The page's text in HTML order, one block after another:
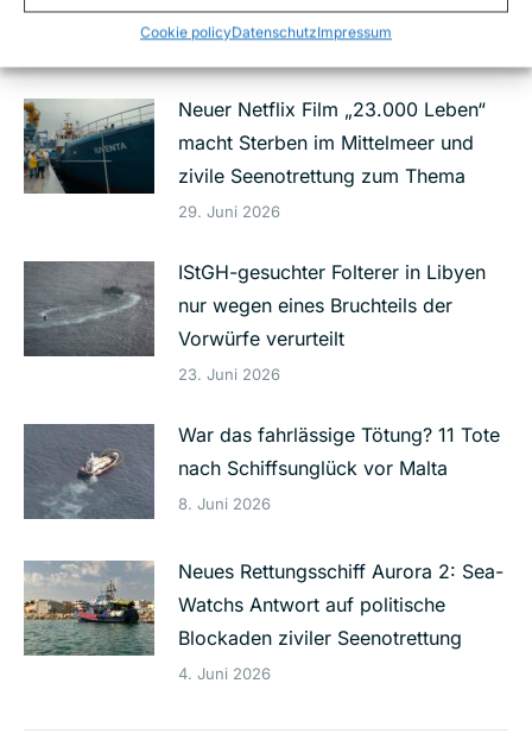
Cookie policyDatenschutzImpressum
Schutzmaßnahmen
Neuer Netflix Film „23.000 Leben“
macht Sterben im Mittelmeer und
zivile Seenotrettung zum Thema
29. Juni 2026
IStGH-gesuchter Folterer in Libyen
nur wegen eines Bruchteils der
Vorwürfe verurteilt
23. Juni 2026
War das fahrlässige Tötung? 11 Tote
nach Schiffsunglück vor Malta
8. Juni 2026
Neues Rettungsschiff Aurora 2: Sea-
Watchs Antwort auf politische
Blockaden ziviler Seenotrettung
4. Juni 2026